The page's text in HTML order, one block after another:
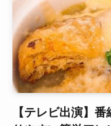
【テレビ出演】